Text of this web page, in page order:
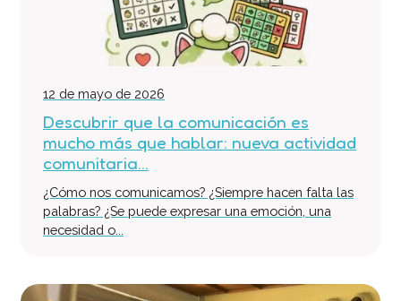
12 de mayo de 2026
Descubrir que la comunicación es
mucho más que hablar: nueva actividad
comunitaria...
¿Cómo nos comunicamos? ¿Siempre hacen falta las
palabras? ¿Se puede expresar una emoción, una
necesidad o...